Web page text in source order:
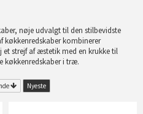
nøje udvalgt til den stilbevidste
køkkenredskaber kombinerer
strejf af æstetik med en krukke til
køkkenredskaber i træ.
Nyeste